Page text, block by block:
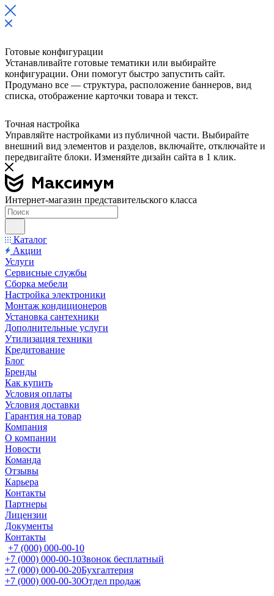
Готовые конфигурации
Устанавливайте готовые тематики или выбирайте
конфигурации. Они помогут быстро запустить сайт.
Продумано все — структура, расположение баннеров, вид
списка, отображение карточки товара и текст.
Точная настройка
Управляйте настройками из публичной части. Выбирайте
внешний вид элементов и разделов, включайте, отключайте и
передвигайте блоки. Изменяйте дизайн сайта в 1 клик.
Интернет-магазин представительского класса
Каталог
Акции
Услуги
Сервисные службы
Сборка мебели
Настройка электроники
Монтаж кондиционеров
Установка сантехники
Дополнительные услуги
Утилизация техники
Кредитование
Блог
Бренды
Как купить
Условия оплаты
Условия доставки
Гарантия на товар
Компания
О компании
Новости
Команда
Отзывы
Карьера
Контакты
Партнеры
Лицензии
Документы
Контакты
+7 (000) 000-00-10
+7 (000) 000-00-10Звонок бесплатный
+7 (000) 000-00-20Бухгалтерия
+7 (000) 000-00-30Отдел продаж